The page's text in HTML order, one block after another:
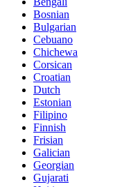
Bosnian
Bulgarian
Cebuano
Chichewa
Corsican
Croatian
Dutch
Estonian
Filipino
Finnish
Frisian
Galician
Georgian
Gujarati